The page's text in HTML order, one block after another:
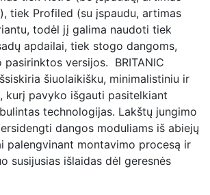
tiek Profiled (su įspaudu, artimas
todėl jį galima naudoti tiek
apdailai, tiek stogo dangoms,
pasirinktos versijos. BRITANIC
šiuolaikišku, minimalistiniu ir
kurį pavyko išgauti pasitelkiant
technologijas. Lakštų jungimo
dangos moduliams iš abiejų
palengvinant montavimo procesą ir
susijusias išlaidas dėl geresnės